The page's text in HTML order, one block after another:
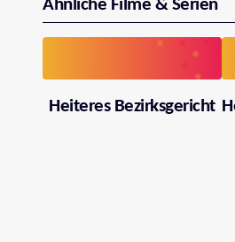
Ähnliche Filme & Serien
Heiteres Bezirksgericht